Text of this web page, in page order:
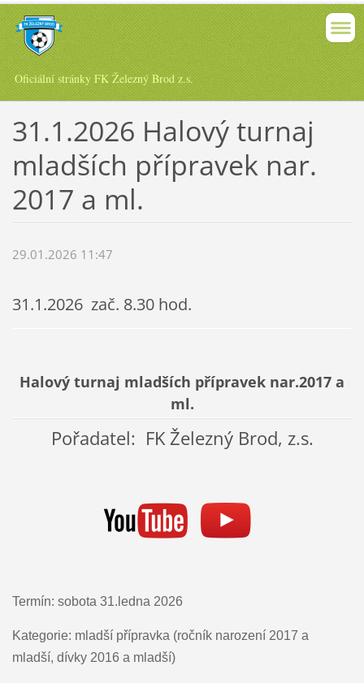
Oficiální stránky FK Železný Brod z.s.
31.1.2026 Halový turnaj
mladších přípravek nar.
2017 a ml.
29.01.2026 11:47
31.1.2026 zač. 8.30 hod.
Halový turnaj mladších přípravek nar.2017 a
ml.
Pořadatel: FK Železný Brod, z.s.
Termín: sobota 31.ledna 2026
Kategorie: mladší přípravka (ročník narození 2017 a
mladší, dívky 2016 a mladší)